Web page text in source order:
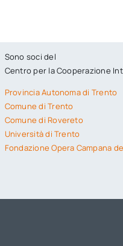
Sono soci del
Centro per la Cooperazione
Provincia Autonoma di Trento
Comune di Trento
Comune di Rovereto
Università di Trento
Fondazione Opera Campana